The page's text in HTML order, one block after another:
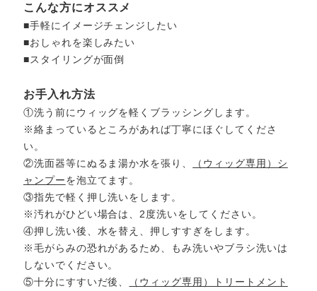
こんな方にオススメ
■手軽にイメージチェンジしたい
■おしゃれを楽しみたい
■スタイリングが面倒
お手入れ方法
①洗う前にウィッグを軽くブラッシングします。
※絡まっているところがあれば丁寧にほぐしてくださ
い。
②洗面器等にぬるま湯か水を張り、
（ウィッグ専用）シ
ャンプーを泡立てます。
③指先で軽く押し洗いをします。
※汚れがひどい場合は、2度洗いをしてください。
④押し洗い後、水を替え、押しすすぎをします。
※毛がらみの恐れがあるため、もみ洗いやブラシ洗いは
しないでください。
⑤十分にすすいだ後、
（ウィッグ専用）トリートメント